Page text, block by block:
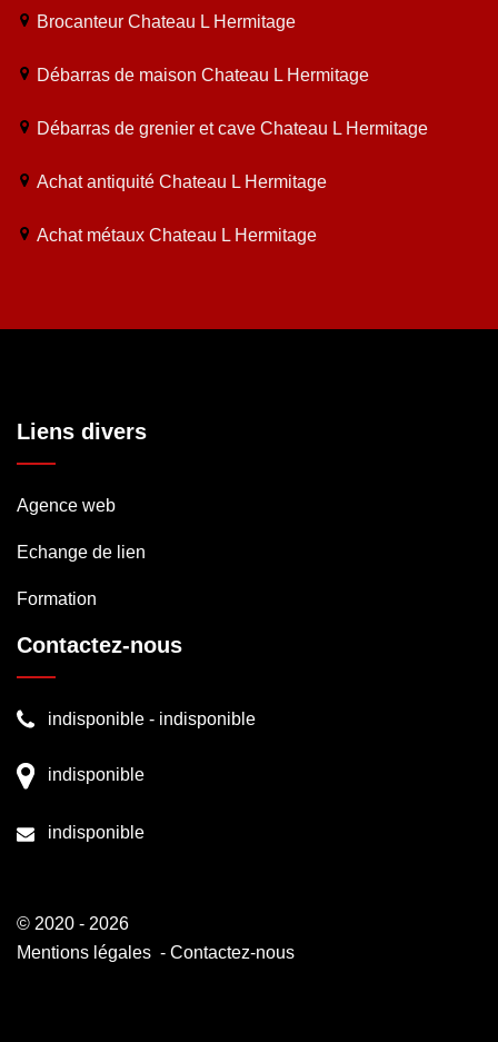
Brocanteur Chateau L Hermitage
Débarras de maison Chateau L Hermitage
Débarras de grenier et cave Chateau L Hermitage
Achat antiquité Chateau L Hermitage
Achat métaux Chateau L Hermitage
Liens divers
Agence web
Echange de lien
Formation
Contactez-nous
indisponible - indisponible
indisponible
indisponible
© 2020 - 2026
Mentions légales - Contactez-nous